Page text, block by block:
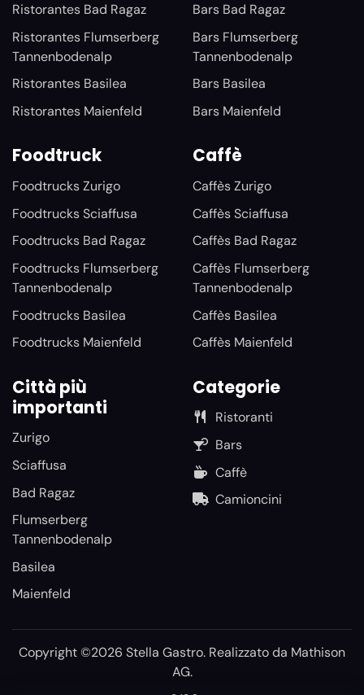
Ristorantes Bad Ragaz
Ristorantes Flumserberg
Tannenbodenalp
Ristorantes Basilea
Ristorantes Maienfeld
Bars Bad Ragaz
Bars Flumserberg
Tannenbodenalp
Bars Basilea
Bars Maienfeld
Foodtruck
Foodtrucks Zurigo
Foodtrucks Sciaffusa
Foodtrucks Bad Ragaz
Foodtrucks Flumserberg
Tannenbodenalp
Foodtrucks Basilea
Foodtrucks Maienfeld
Caffè
Caffès Zurigo
Caffès Sciaffusa
Caffès Bad Ragaz
Caffès Flumserberg
Tannenbodenalp
Caffès Basilea
Caffès Maienfeld
Città più
importanti
Zurigo
Sciaffusa
Bad Ragaz
Flumserberg
Tannenbodenalp
Basilea
Maienfeld
Categorie
Ristoranti
Bars
Caffè
Camioncini
Copyright ©2026 Stella Gastro. Realizzato da Mathison
AG.